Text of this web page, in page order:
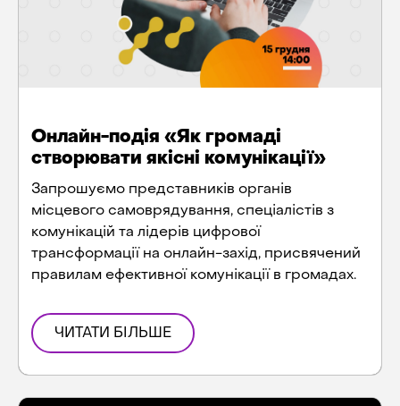
Онлайн-подія «Як громаді
створювати якісні комунікації»
Запрошуємо представників органів
місцевого самоврядування, спеціалістів з
комунікацій та лідерів цифрової
трансформації на онлайн-захід, присвячений
правилам ефективної комунікації в громадах.
ЧИТАТИ БІЛЬШЕ